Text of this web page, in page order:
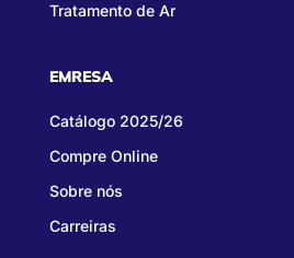
Tratamento de Ar
EMRESA
Catálogo 2025/26
Compre Online
Sobre nós
Carreiras